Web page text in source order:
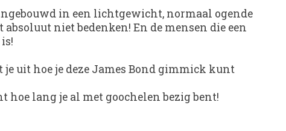
in een lichtgewicht, normaal ogende
niet bedenken! En de mensen die een
uit hoe je deze James Bond gimmick kunt
hoe lang je al met goochelen bezig bent!